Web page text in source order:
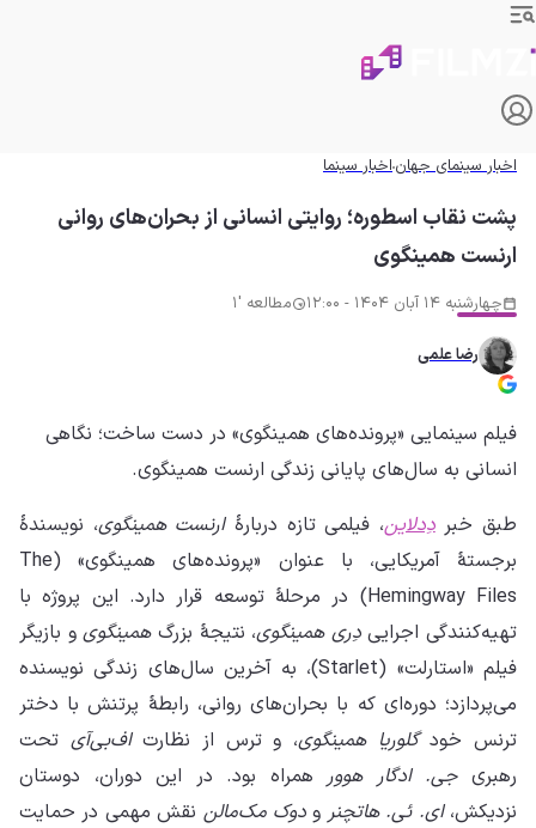
اخبار سینمای جهاناخبار سینما
پشت نقاب اسطوره؛ روایتی انسانی از بحران‌های روانی
ارنست همینگوی
چهارشنبه 14 آبان 1404 - 12:00 مطالعه '1
رضا علمی
فیلم سینمایی «پرونده‌های همینگوی» در دست ساخت؛ نگاهی
انسانی به سال‌های پایانی زندگی ارنست همینگوی.
طبق خبردِدلاین، فیلمی تازه دربارهٔارنست همینگوی، نویسندهٔ
برجستهٔ آمریکایی، با عنوان «پرونده‌های همینگوی» (The
Hemingway Files) در مرحلهٔ توسعه قرار دارد. این پروژه با
تهیه‌کنندگی اجراییدِری همینگوی، نتیجهٔ بزرگهمینگویو بازیگر
فیلم‌ «استارلت» (Starlet)، به آخرین سال‌های زندگی نویسنده
می‌پردازد؛ دوره‌ای که با بحران‌های روانی، رابطهٔ پرتنش با دختر
ترنس خودگلوریا همینگوی، و ترس از نظارتاف‌بی‌آی تحت
رهبریجی. ادگار هوورهمراه بود. در این دوران، دوستان
نزدیکش،ای. ئی. هاتچنر و دوک مک‌مالن نقش مهمی در حمایت